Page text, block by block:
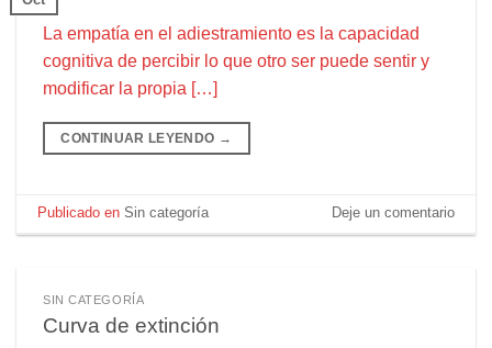
La empatía en el adiestramiento es la capacidad
cognitiva de percibir lo que otro ser puede sentir y
modificar la propia […]
CONTINUAR LEYENDO →
Publicado enSin categoría Deje un comentario
SIN CATEGORÍA
Curva de extinción